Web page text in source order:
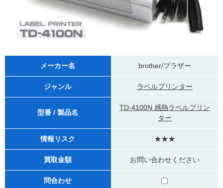
メーカー名 brother/ブラザー
ジャンル ラベルプリンター
型番 / 製品名
TD-4100N 感熱ラベルプリン
ター
情報リスク ★★★
買取金額 お問い合わせください
問合わせ